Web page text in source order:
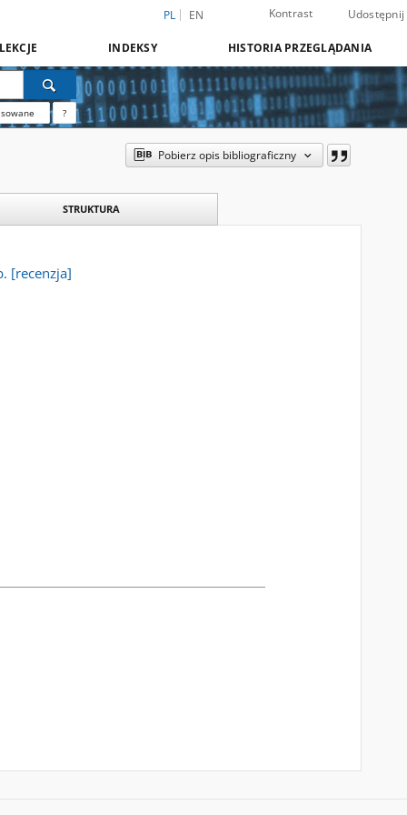
PL EN Kontrast Udostępnij
INDEKSY HISTORIA PRZEGLĄDANIA
?
Pobierz opis bibliograficzny
STRUKTURA
[recenzja]